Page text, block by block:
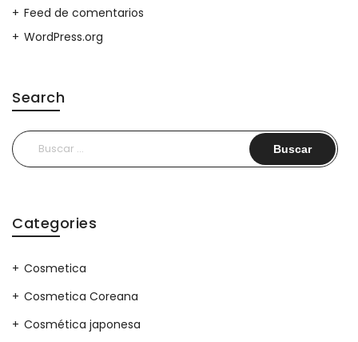
Feed de comentarios
WordPress.org
Search
Buscar:
Categories
Cosmetica
Cosmetica Coreana
Cosmética japonesa